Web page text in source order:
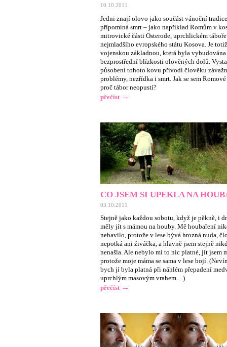
10.10.2011
Jedni znají olovo jako součást vánoční
připomíná smrt – jako například Romům v
mitrovické části Osterode, uprchlickém táboře
nejmladšího evropského státu Kosova. Je
vojenskou základnou, která byla
bezprostřední blízkosti olověných dolů.
působení tohoto kovu přivodí člověku
problémy, nezřídka i smrt. Jak se sem
proč tábor neopustí?
přečíst
CO JSEM SI UPEKLA NA
03.10.2011
Stejně jako každou sobotu, když je pěkně, i
měly jít s mámou na houby. Mě houbaření
nebavilo, protože v lese bývá hrozná nuda,
nepotká ani živáčka, a hlavně jsem stejně
nenašla. Ale nebylo mi to nic platné, jít jsem
protože moje máma se sama v lese bojí.
bych jí byla platná při náhlém přepadení
uprchlým masovým vrahem…)
přečíst